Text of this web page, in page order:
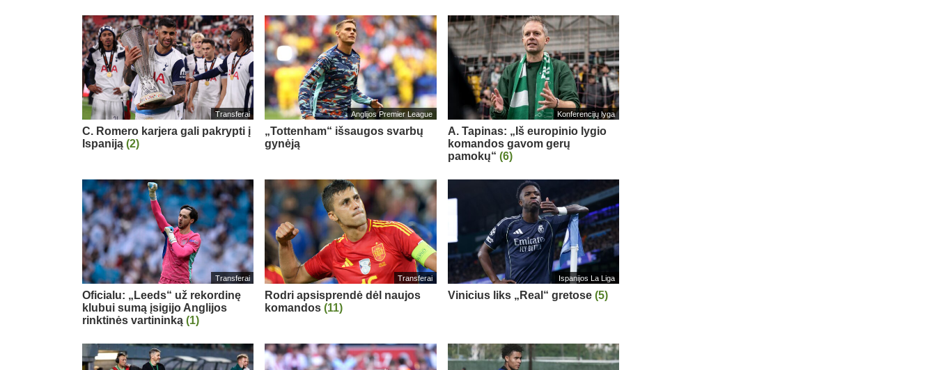
Transferai
C. Romero karjera gali pakrypti į
Ispaniją (2)
Anglijos Premier League
„Tottenham“ išsaugos svarbų
gynėją
Konferencijų lyga
A. Tapinas: „Iš europinio lygio
komandos gavom gerų
pamokų“ (6)
Transferai
Oficialu: „Leeds“ už rekordinę
klubui sumą įsigijo Anglijos
rinktinės vartininką (1)
Transferai
Rodri apsisprendė dėl naujos
komandos(11)
Ispanijos La Liga
Vinicius liks „Real“ gretose (5)